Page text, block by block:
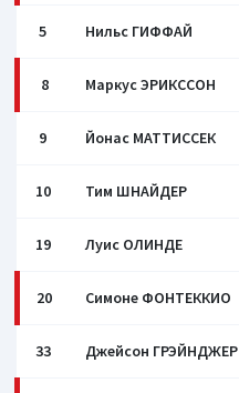
5 Нильс ГИФФАЙ
8 Маркус ЭРИКССОН
9 Йонас МАТТИССЕК
10 Тим ШНАЙДЕР
19 Луис ОЛИНДЕ
20 Симоне ФОНТЕККИО
33 Джейсон ГРЭЙНДЖЕР